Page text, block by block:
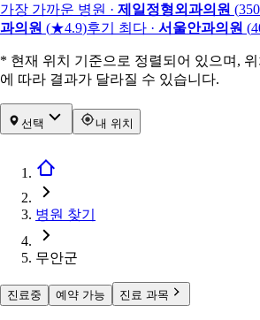
가장 가까운 병원 · 제일정형외과의원 (
과의원 (★4.9)후기 최다 · 서울안과의원 (
* 현재 위치 기준으로 정렬되어 있으며,
에 따라 결과가 달라질 수 있습니다.
선택 내 위치
병원 찾기
무안군
진료중 예약 가능 진료 과목